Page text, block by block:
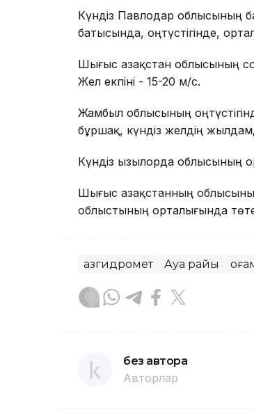
Күндіз Павлодар облысының
батысында, оңтүстігінде,
Шығыс Қазақстан облысының
Жел екпіні - 15-20 м/с.
Жамбыл ​​облысының
бұршақ, күндіз желдің
Күндіз Қызылорда облысының
Шығыс Қазақстанның
облыстының орталығында
Қазгидромет Ауа райы
без автора
Авторлар